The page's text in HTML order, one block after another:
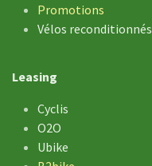
Promotions
Vélos reconditionnés
Leasing
Cyclis
O2O
Ubike